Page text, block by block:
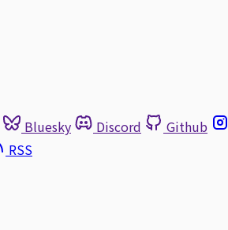
Bluesky Discord Github
RSS